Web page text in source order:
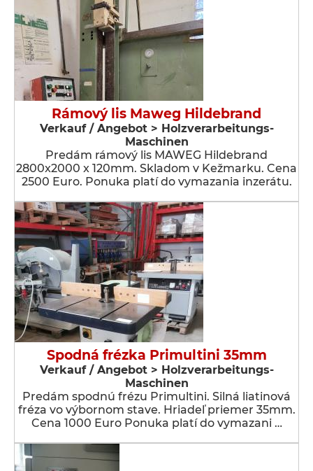
Rámový lis Maweg Hildebrand
Verkauf / Angebot > Holzverarbeitungs-
Maschinen
Predám rámový lis MAWEG Hildebrand
2800x2000 x 120mm. Skladom v Kežmarku. Cena
2500 Euro. Ponuka platí do vymazania inzerátu.
Spodná frézka Primultini 35mm
Verkauf / Angebot > Holzverarbeitungs-
Maschinen
Predám spodnú frézu Primultini. Silná liatinová
fréza vo výbornom stave. Hriadeľ priemer 35mm.
Cena 1000 Euro Ponuka platí do vymazani …